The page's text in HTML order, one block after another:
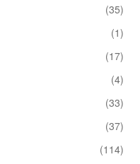
(35)
(1)
(17)
(4)
(33)
(37)
(114)